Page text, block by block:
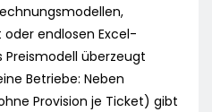
endlosen Excel-
Preismodell überzeugt
Betriebe: Neben
Provision je Ticket) gibt